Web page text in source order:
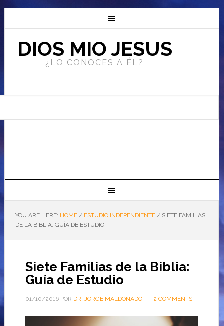
DIOS MIO JESUS
¿LO CONOCES A ÉL?
YOU ARE HERE: HOME / ESTUDIO INDEPENDIENTE /SIETE FAMILIAS
DE LA BIBLIA: GUÍA DE ESTUDIO
Siete Familias de la Biblia:
Guía de Estudio
01/10/2016POR DR. JORGE MALDONADO 2 COMMENTS